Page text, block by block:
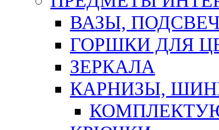
ВАЗЫ,
ГОРШКИ ДЛЯ
ЗЕРКАЛА
КАРНИЗЫ,